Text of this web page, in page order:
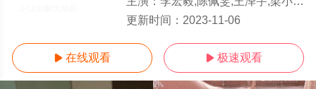
更新时间： 2023-11-06
 在线观看  极速观看